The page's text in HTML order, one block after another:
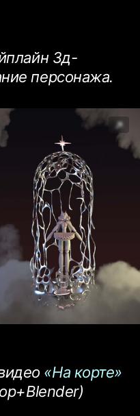
3д-
персонажа.
«На корте»